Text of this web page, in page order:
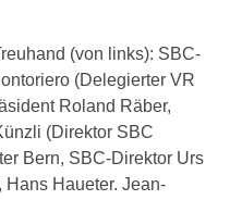
(von links): SBC-
(Delegierter VR
Roland Räber,
(Direktor SBC
Bern, SBC-Direktor Urs
Haueter. Jean-